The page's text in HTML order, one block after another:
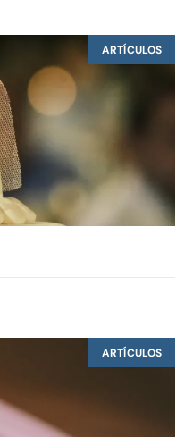
ARTÍCULOS
ARTÍCULOS